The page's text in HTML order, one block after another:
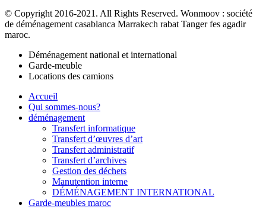
© Copyright 2016-2021. All Rights Reserved. Wonmoov : société
de déménagement casablanca Marrakech rabat Tanger fes agadir
maroc.
Déménagement national et international
Garde-meuble
Locations des camions
Accueil
Qui sommes-nous?
déménagement
Transfert informatique
Transfert d’œuvres d’art
Transfert administratif
Transfert d’archives
Gestion des déchets
Manutention interne
DÉMÉNAGEMENT INTERNATIONAL
Garde-meubles maroc